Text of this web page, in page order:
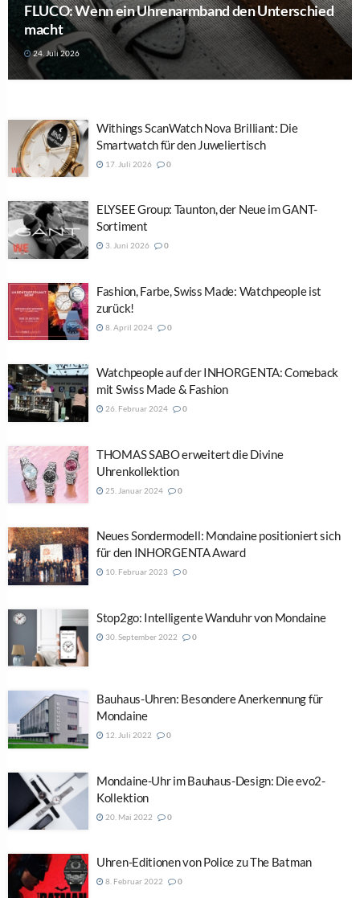
FLUCO: Wenn ein Uhrenarmband den Unterschied
macht
24. Juli 2026
Withings ScanWatch Nova Brilliant: Die
Smartwatch für den Juweliertisch
17. Juli 2026 0
ELYSEE Group: Taunton, der Neue im GANT-
Sortiment
3. Juni 2026 0
Fashion, Farbe, Swiss Made: Watchpeople ist
zurück!
8. April 2024 0
Watchpeople auf der INHORGENTA: Comeback
mit Swiss Made & Fashion
26. Februar 2024 0
THOMAS SABO erweitert die Divine
Uhrenkollektion
25. Januar 2024 0
Neues Sondermodell: Mondaine positioniert sich
für den INHORGENTA Award
10. Februar 2023 0
Stop2go: Intelligente Wanduhr von Mondaine
30. September 2022 0
Bauhaus-Uhren: Besondere Anerkennung für
Mondaine
12. Juli 2022 0
Mondaine-Uhr im Bauhaus-Design: Die evo2-
Kollektion
20. Mai 2022 0
Uhren-Editionen von Police zu The Batman
8. Februar 2022 0